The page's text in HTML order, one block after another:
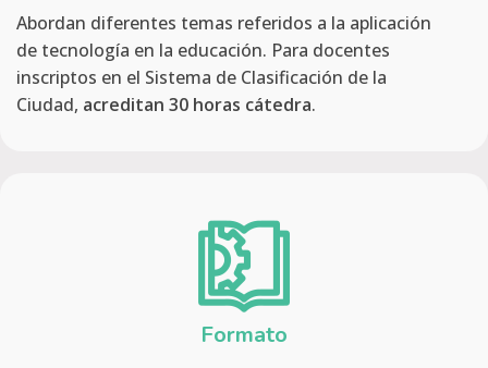
Abordan diferentes temas referidos a la aplicación
de tecnología en la educación. Para docentes
inscriptos en el Sistema de Clasificación de la
Ciudad, acreditan 30 horas cátedra.
Formato